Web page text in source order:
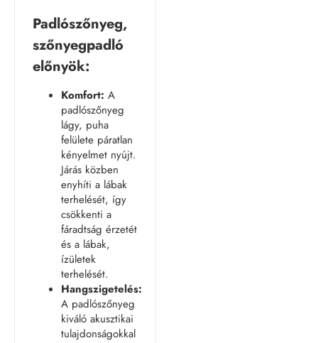
Padlószőnyeg,
szőnyegpadló
előnyök:
Komfort: A
padlószőnyeg
lágy, puha
felülete páratlan
kényelmet nyújt.
Járás közben
enyhíti a lábak
terhelését, így
csökkenti a
fáradtság érzetét
és a lábak,
ízületek
terhelését.
Hangszigetelés:
A padlószőnyeg
kiváló akusztikai
tulajdonságokkal